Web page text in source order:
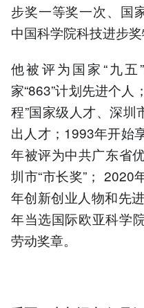
步奖一等奖一次、国
中国科学院科技进步奖
他被评为国家“九
家“863”计划先进个人
程”国家级人才、深
出人才；1993年开始
年被评为中共广东省
圳市“市长奖”； 2020
年创新创业人物和先
年当选国际欧亚科学
劳动奖章。